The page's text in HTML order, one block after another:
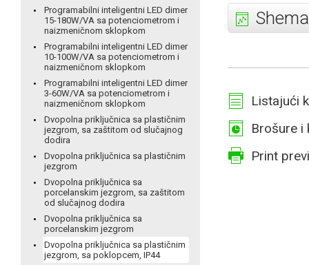
Programabilni inteligentni LED dimer
15-180W/VA sa potenciometrom i
naizmeničnom sklopkom
Programabilni inteligentni LED dimer
10-100W/VA sa potenciometrom i
naizmeničnom sklopkom
Programabilni inteligentni LED dimer
3-60W/VA sa potenciometrom i
naizmeničnom sklopkom
Dvopolna priključnica sa plastičnim
jezgrom, sa zaštitom od slučajnog
dodira
Dvopolna priključnica sa plastičnim
jezgrom
Dvopolna priključnica sa
porcelanskim jezgrom, sa zaštitom
od slučajnog dodira
Dvopolna priključnica sa
porcelanskim jezgrom
Dvopolna priključnica sa plastičnim
jezgrom, sa poklopcem, IP44
Listajući
Brošure i
Print